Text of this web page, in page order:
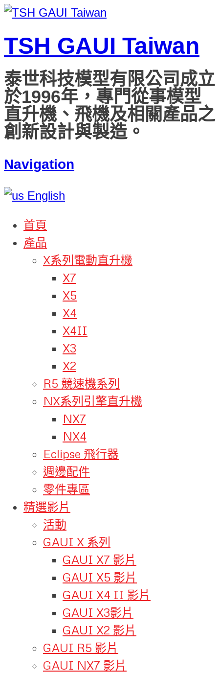
TSH GAUI Taiwan
泰世科技模型有限公司成立
於1996年，專門從事模型
直升機、飛機及相關產品之
創新設計與製造。
Navigation
English
首頁
產品
X系列電動直升機
X7
X5
X4
X4II
X3
X2
R5 競速機系列
NX系列引擎直升機
NX7
NX4
Eclipse 飛行器
週邊配件
零件專區
精選影片
活動
GAUI X 系列
GAUI X7 影片
GAUI X5 影片
GAUI X4 II 影片
GAUI X3影片
GAUI X2 影片
GAUI R5 影片
GAUI NX7 影片